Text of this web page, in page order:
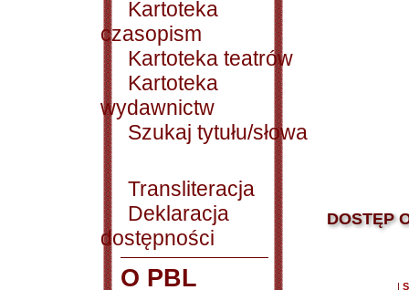
Kartoteka
czasopism
Kartoteka teatrów
Kartoteka
wydawnictw
Szukaj tytułu/słowa
Transliteracja
Deklaracja
dostępności
O PBL
DOSTĘP
|